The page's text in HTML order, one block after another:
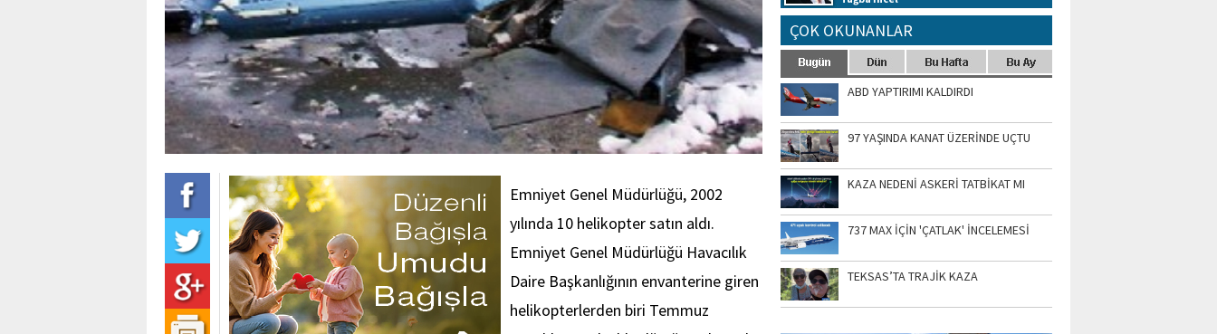
Emniyet Genel Müdürlüğü, 2002
yılında 10 helikopter satın aldı.
Emniyet Genel Müdürlüğü Havacılık
Daire Başkanlığının envanterine giren
helikopterlerden biri Temmuz
ÇOK OKUNANLAR
ABD YAPTIRIMI KALDIRDI
97 YAŞINDA KANAT ÜZERİNDE UÇTU
KAZA NEDENİ ASKERİ TATBİKAT MI
737 MAX İÇİN 'ÇATLAK' İNCELEMESİ
TEKSAS’TA TRAJİK KAZA